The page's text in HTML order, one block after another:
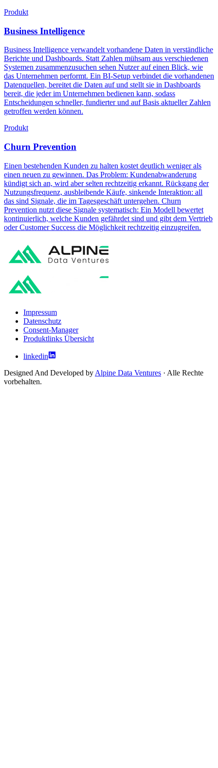
Produkt
Business Intelligence
Business Intelligence verwandelt vorhandene Daten in verständliche
Berichte und Dashboards. Statt Zahlen mühsam aus verschiedenen
Systemen zusammenzusuchen sehen Nutzer auf einen Blick, wie
das Unternehmen performt. Ein BI-Setup verbindet die vorhandenen
Datenquellen, bereitet die Daten auf und stellt sie in Dashboards
bereit, die jeder im Unternehmen bedienen kann, sodass
Entscheidungen schneller, fundierter und auf Basis aktueller Zahlen
getroffen werden können.
Produkt
Churn Prevention
Einen bestehenden Kunden zu halten kostet deutlich weniger als
einen neuen zu gewinnen. Das Problem: Kundenabwanderung
kündigt sich an, wird aber selten rechtzeitig erkannt. Rückgang der
Nutzungsfrequenz, ausbleibende Käufe, sinkende Interaktion: all
das sind Signale, die im Tagesgeschäft untergehen. Churn
Prevention nutzt diese Signale systematisch: Ein Modell bewertet
kontinuierlich, welche Kunden gefährdet sind und gibt dem Vertrieb
oder Customer Success die Möglichkeit rechtzeitig einzugreifen.
Impressum
Datenschutz
Consent-Manager
Produktlinks Übersicht
linkedin
Designed And Developed by Alpine Data Ventures · Alle Rechte
vorbehalten.